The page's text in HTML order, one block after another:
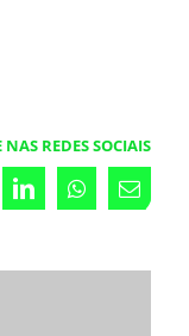
REDES SOCIAIS
LinkedInWhatsappEmail